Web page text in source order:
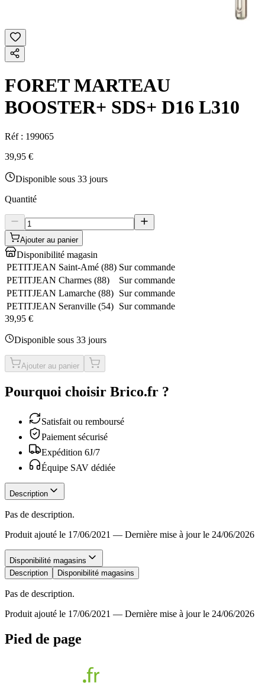
FORET MARTEAU
BOOSTER+ SDS+ D16 L310
Réf : 199065
39,95 €
Disponible sous 33 jours
Quantité
Ajouter au panier
Disponibilité magasin
PETITJEAN Saint-Amé (88) Sur commande
PETITJEAN Charmes (88)
Sur commande
PETITJEAN Lamarche (88) Sur commande
PETITJEAN Seranville (54) Sur commande
39,95 €
Disponible sous 33 jours
Ajouter au panier
Pourquoi choisir Brico.fr ?
Satisfait ou remboursé
Paiement sécurisé
Expédition 6J/7
Équipe SAV dédiée
Description
Pas de description.
Produit ajouté le 17/06/2021 — Dernière mise à jour le 24/06/2026
Disponibilité magasins
Description
Disponibilité magasins
Pas de description.
Produit ajouté le 17/06/2021 — Dernière mise à jour le 24/06/2026
Pied de page